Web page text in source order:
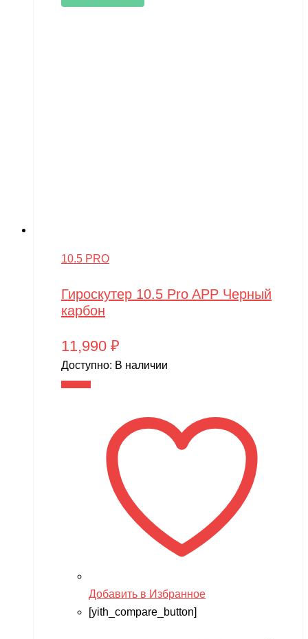
10.5 PRO
Гироскутер 10.5 Pro APP Черный
карбон
11,990 ₽
Доступно: В наличии
Добавить в Избранное
[yith_compare_button]